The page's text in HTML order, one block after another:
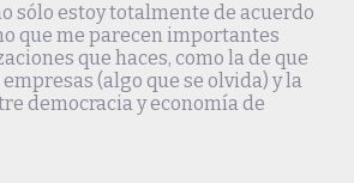
sólo estoy totalmente de acuerdo
que me parecen importantes
que haces, como la de que
(algo que se olvida) y la
democracia y economía de